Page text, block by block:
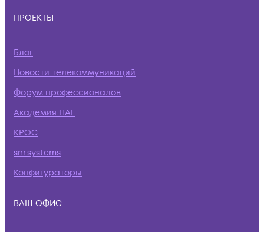
ПРОЕКТЫ
Блог
Новости телекоммуникаций
Форум профессионалов
Академия НАГ
КРОС
snr.systems
Конфигураторы
ВАШ ОФИС